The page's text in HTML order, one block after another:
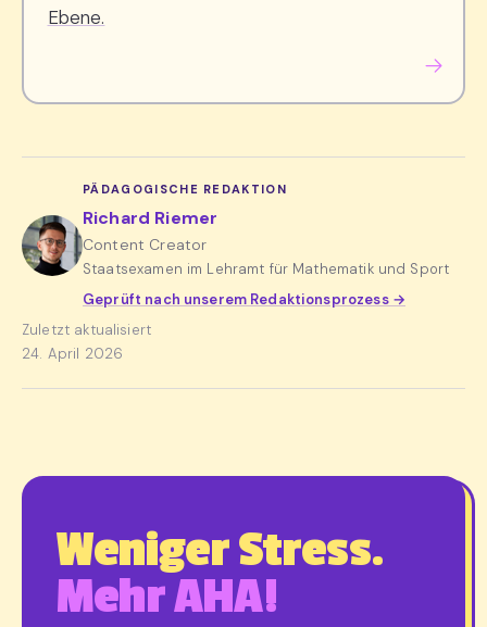
Ebene.
PÄDAGOGISCHE REDAKTION
Richard Riemer
Content Creator
Staatsexamen im Lehramt für Mathematik und Sport
Geprüft nach unserem Redaktionsprozess →
Zuletzt aktualisiert
24. April 2026
Weniger Stress.
Mehr AHA!